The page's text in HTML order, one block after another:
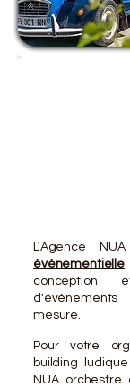
L'Agence
événementielle
conception
mesure.
Pour votre
building
NUA